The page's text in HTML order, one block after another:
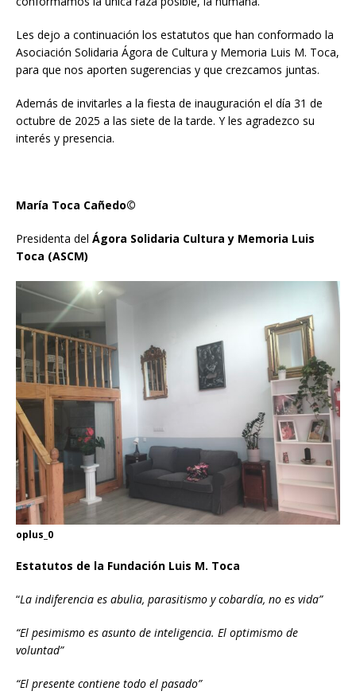
Les dejo a continuación los estatutos que han conformado la
Asociación Solidaria Ágora de Cultura y Memoria Luis M. Toca,
para que nos aporten sugerencias y que crezcamos juntas.
Además de invitarles a la fiesta de inauguración el día 31 de
octubre de 2025 a las siete de la tarde. Y les agradezco su
interés y presencia.
María Toca Cañedo©
Presidenta del Ágora Solidaria Cultura y Memoria Luis
Toca (ASCM)
oplus_0
Estatutos de la Fundación Luis M. Toca
“La indiferencia es abulia, parasitismo y cobardía, no es vida”
“El pesimismo es asunto de inteligencia. El optimismo de
voluntad”
“El presente contiene todo el pasado”